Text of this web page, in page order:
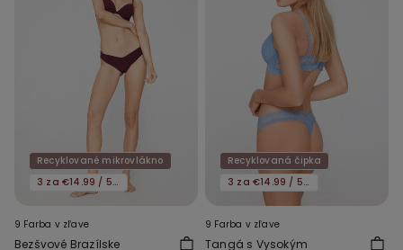
Recyklované mikrovlákno
3 za €14.99 / 5 za €21.99
9 Farba v zľave
Bezšvové Brazílske
Recyklovaná čipka
3 za €14.99 / 5 za €21.99
9 Farba v zľave
Tangá s Vysokým